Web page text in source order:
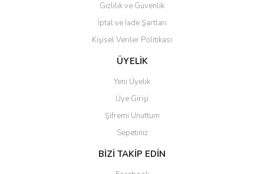
Gizlilik ve Güvenlik
İptal ve İade Şartları
Kişisel Veriler Politikası
ÜYELİK
Yeni Üyelik
Üye Girişi
Şifremi Unuttum
Sepetiniz
BİZİ TAKİP EDİN